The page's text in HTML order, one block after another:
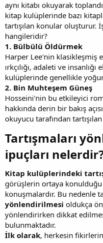
aynı kitabı okuyarak
kitap kulüplerinde bazı
tartışılan konular oluşturur.
hangileridir?
1. Bülbülü Öldürmek
Harper Lee'nin klasikleşmiş
ırkçılığı, adaleti ve
kulüplerinde genellikle
2. Bin Muhteşem Güneş
Hosseini'nin bu etkileyici
hakkında derin bir bakış
okuyucu tarafından
Tartışmaları
ipuçları
Kitap kulüplerindeki
görüşlerin ortaya konulduğu
konuşmalardır. Bu nedenle
yönlendirilmesi oldukça
yönlendirirken dikkat
bulunmaktadır.
İlk olarak, herkesin